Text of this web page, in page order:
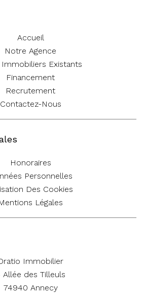
Accueil
Notre Agence
Immobiliers Existants
Financement
Recrutement
Contactez-Nous
Honoraires
Personnelles
Des Cookies
Légales
Immobilier
Allée des Tilleuls
74940 Annecy